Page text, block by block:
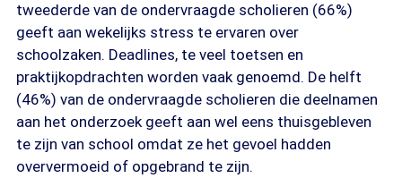
tweederde van de ondervraagde scholieren (66%)
geeft aan wekelijks stress te ervaren over
schoolzaken. Deadlines, te veel toetsen en
praktijkopdrachten worden vaak genoemd. De helft
(46%) van de ondervraagde scholieren die deelnamen
aan het onderzoek geeft aan wel eens thuisgebleven
te zijn van school omdat ze het gevoel hadden
oververmoeid of opgebrand te zijn.